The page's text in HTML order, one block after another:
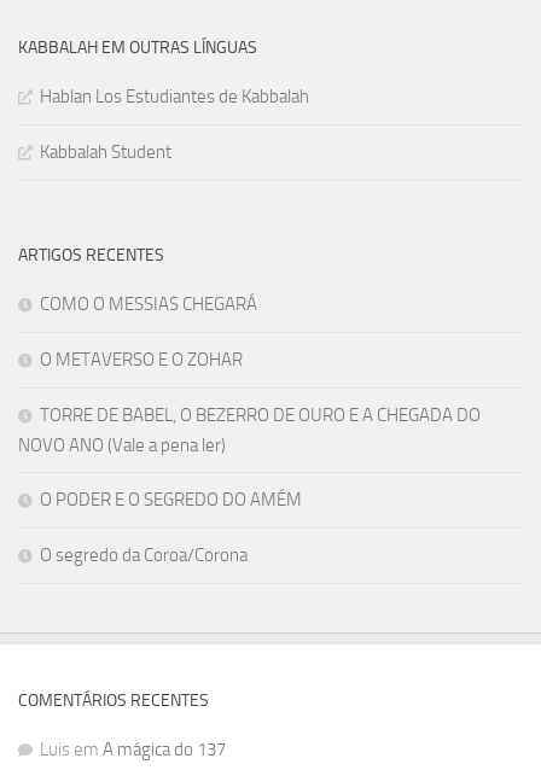
KABBALAH EM OUTRAS LÍNGUAS
Hablan Los Estudiantes de Kabbalah
Kabbalah Student
ARTIGOS RECENTES
COMO O MESSIAS CHEGARÁ
O METAVERSO E O ZOHAR
TORRE DE BABEL, O BEZERRO DE OURO E A CHEGADA DO
NOVO ANO (Vale a pena ler)
O PODER E O SEGREDO DO AMÉM
O segredo da Coroa/Corona
COMENTÁRIOS RECENTES
Luis em A mágica do 137